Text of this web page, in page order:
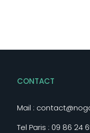
CONTACT
Mail :
Tel Paris : 09 86 24